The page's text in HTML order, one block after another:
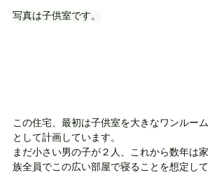
写真は子供室です。
この住宅、最初は子供室を大きなワンルーム
として計画しています。
まだ小さい男の子が２人、これから数年は家
族全員でこの広い部屋で寝ることを想定して